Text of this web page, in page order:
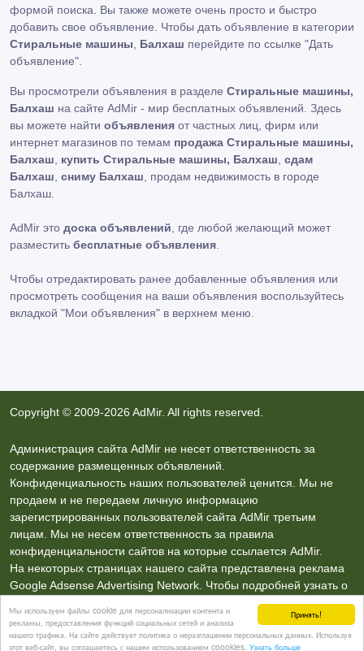
Принять!
Мы используем файлы cookie для персонализации контента и
рекламы, предоставления функций социальных сетей и анализа
нашего трафика. На сайте действует политика о неразглашении персональных данных. Используя
этот веб-сайт, вы соглашаетесь с нашим использованием coookies. Узнать больше
формой поиска. Вы также можете очень просто и быстро
добавить свое объявление. Чтобы дать объявление в категории
Стиральные машины
Балхаш перейдите по ссылке "Дать
объявление"
Вы просмотрели объявления в разделе Стиральные машины,
Балхаш на сайте AdMir - мир бесплатных объявлений. Здесь
вы можете найти объявления от частных лиц, фирм или
интернет магазинов по темам продажа Стиральные машины,
Балхаш
купить Стиральные машины, Балхаш сдам
Балхаш сниму Балхаш , продам недвижимость в городе
Балхаш.
AdMir это доска объявлений , где любой желающий может
разместить бесплатные объявления
Чтобы отредактировать ранее добавленные объявления или
просмотреть сообщения на ваши объявления воспользуйтесь
вкладкой "Мои объявления" в верхнем меню.
Copyright © 2009-2026 AdMir. All rights reserved.
Администрация сайта AdMir не несет ответственность за
содержание размещенных объявлений.
Конфиденциальность наших пользователей ценится. Мы не
продаем и не передаем личную информацию
зарегистрированных пользователей сайта AdMir третьим
лицам. Мы не несем ответственность за правила
конфиденциальности сайтов на которые ссылается AdMir.
На некоторых страницах нашего сайта представлена реклама
Google Adsense Advertising Network. Чтобы подробней узнать о
нажмите тут.
Контакты